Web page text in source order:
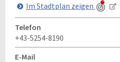
Im Stadtplan zeigen
Telefon
+43-5254-8190
E-Mail